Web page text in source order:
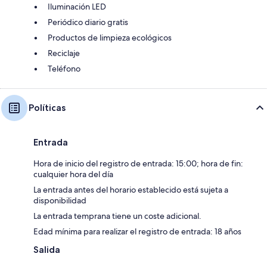
Iluminación LED
Periódico diario gratis
Productos de limpieza ecológicos
Reciclaje
Teléfono
Políticas
Entrada
Hora de inicio del registro de entrada: 15:00; hora de fin:
cualquier hora del día
La entrada antes del horario establecido está sujeta a
disponibilidad
La entrada temprana tiene un coste adicional.
Edad mínima para realizar el registro de entrada: 18 años
Salida